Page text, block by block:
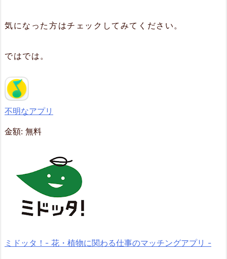
気になった方はチェックしてみてください。
ではでは。
不明なアプリ
金額: 無料
ミドッタ！- 花・植物に関わる仕事のマッチングアプリ -